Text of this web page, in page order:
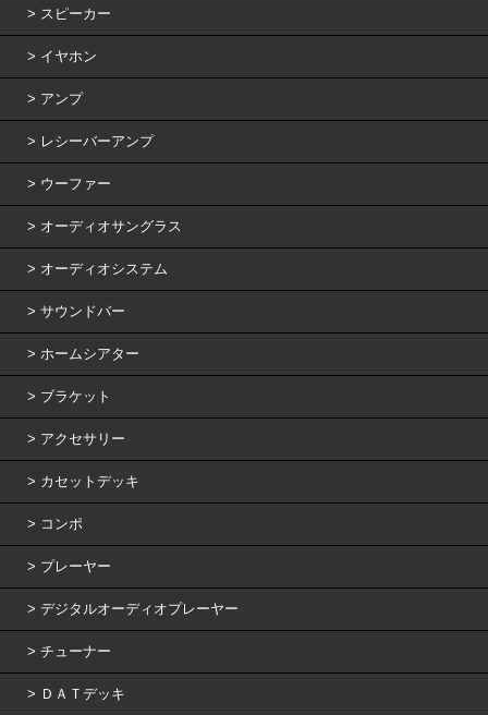
スピーカー
イヤホン
アンプ
レシーバーアンプ
ウーファー
オーディオサングラス
オーディオシステム
サウンドバー
ホームシアター
ブラケット
アクセサリー
カセットデッキ
コンポ
プレーヤー
デジタルオーディオプレーヤー
チューナー
ＤＡＴデッキ